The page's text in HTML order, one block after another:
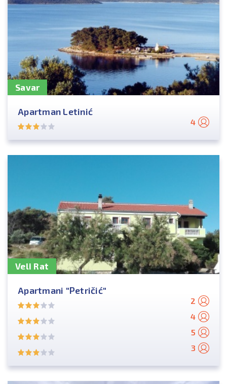
Savar
Apartman Letinić
4
Veli Rat
Apartmani "Petričić"
2
4
5
3